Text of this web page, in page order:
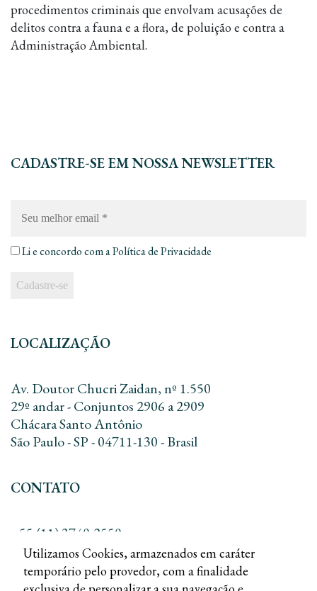
procedimentos criminais que envolvam acusações de
delitos contra a fauna e a flora, de poluição e contra a
Administração Ambiental.
CADASTRE-SE EM NOSSA NEWSLETTER
melhor
Li e concordo com aPolítica de Privacidade
LOCALIZAÇÃO
Av. Doutor Chucri Zaidan, nº 1.550
29º andar - Conjuntos 2906 a 2909
Chácara Santo Antônio
São Paulo - SP - 04711-130 - Brasil
CONTATO
+55 (11) 3740-2550
+55 (11) 3168-8010
contato@dreadv.com.br
Utilizamos Cookies, armazenados em caráter
temporário pelo provedor, com a finalidade